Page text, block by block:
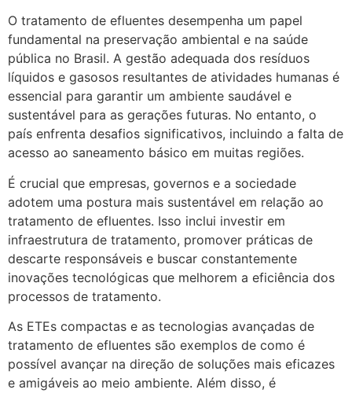
O tratamento de efluentes desempenha um papel
fundamental na preservação ambiental e na saúde
pública no Brasil. A gestão adequada dos resíduos
líquidos e gasosos resultantes de atividades humanas é
essencial para garantir um ambiente saudável e
sustentável para as gerações futuras. No entanto, o
país enfrenta desafios significativos, incluindo a falta de
acesso ao saneamento básico em muitas regiões.
É crucial que empresas, governos e a sociedade
adotem uma postura mais sustentável em relação ao
tratamento de efluentes. Isso inclui investir em
infraestrutura de tratamento, promover práticas de
descarte responsáveis e buscar constantemente
inovações tecnológicas que melhorem a eficiência dos
processos de tratamento.
As ETEs compactas e as tecnologias avançadas de
tratamento de efluentes são exemplos de como é
possível avançar na direção de soluções mais eficazes
e amigáveis ao meio ambiente. Além disso, é